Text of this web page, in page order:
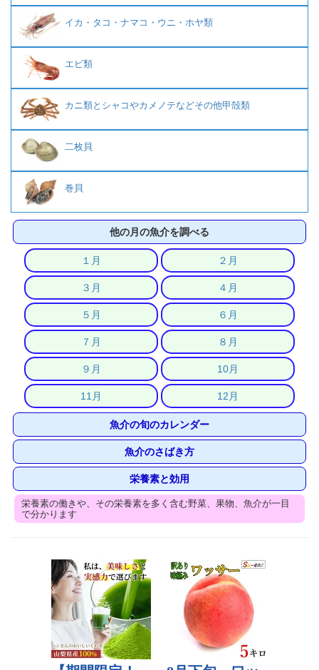
イカ・タコ・ナマコ・ウニ・ホヤ類
エビ類
カニ類とシャコやカメノテなどその他甲殻類
二枚貝
巻貝
他の月の魚介を調べる
１月 ２月
３月 ４月
５月 ６月
７月 ８月
９月 10月
11月 12月
魚介の旬のカレンダー
魚介のさばき方
栄養素と効用
栄養素の働きや、その栄養素を多く含む野菜、果物、魚介が一目
で分かります